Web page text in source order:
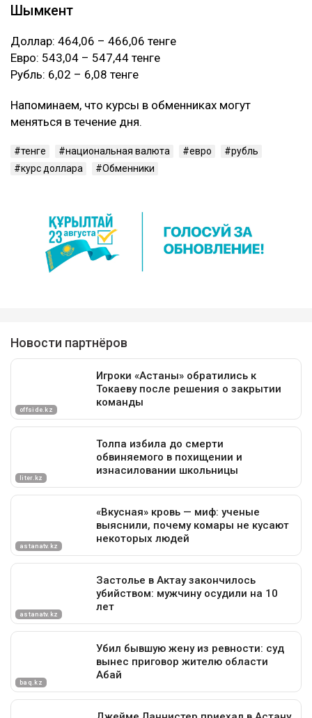
Шымкент
Доллар: 464,06 – 466,06 тенге
Евро: 543,04 – 547,44 тенге
Рубль: 6,02 – 6,08 тенге
Напоминаем, что курсы в обменниках могут
меняться в течение дня.
тенге национальная валюта евро
рубль
курс доллара
Обменники